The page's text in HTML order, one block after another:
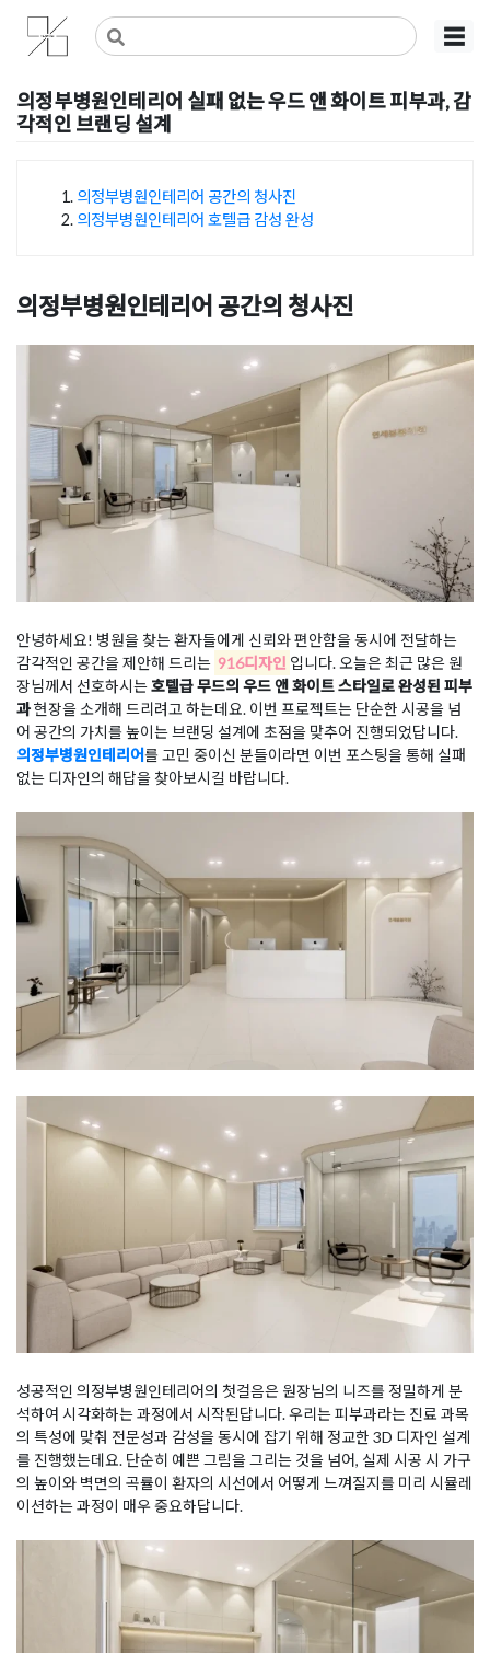
Skip
content
사무실인테리어 디자인 공사 비용견적 플랫폼
사무실인테리어 916
☰
의정부병원인테리어 실패 없는 우드 앤 화이트 피부과, 감
각적인 브랜딩 설계
의정부병원인테리어 공간의 청사진
의정부병원인테리어 호텔급 감성 완성
의정부병원인테리어 공간의 청사진
안녕하세요! 병원을 찾는 환자들에게 신뢰와 편안함을 동시에 전달하는
감각적인 공간을 제안해 드리는 916디자인 입니다. 오늘은 최근 많은 원
장님께서 선호하시는호텔급 무드의 우드 앤 화이트 스타일로 완성된 피부
과현장을 소개해 드리려고 하는데요. 이번 프로젝트는 단순한 시공을 넘
어 공간의 가치를 높이는 브랜딩 설계에 초점을 맞추어 진행되었답니다.
의정부병원인테리어를 고민 중이신 분들이라면 이번 포스팅을 통해 실패
없는 디자인의 해답을 찾아보시길 바랍니다.
성공적인 의정부병원인테리어의 첫걸음은 원장님의 니즈를 정밀하게 분
석하여 시각화하는 과정에서 시작된답니다. 우리는 피부과라는 진료 과목
의 특성에 맞춰 전문성과 감성을 동시에 잡기 위해 정교한 3D 디자인 설계
를 진행했는데요. 단순히 예쁜 그림을 그리는 것을 넘어, 실제 시공 시 가구
의 높이와 벽면의 곡률이 환자의 시선에서 어떻게 느껴질지를 미리 시뮬레
이션하는 과정이 매우 중요하답니다.